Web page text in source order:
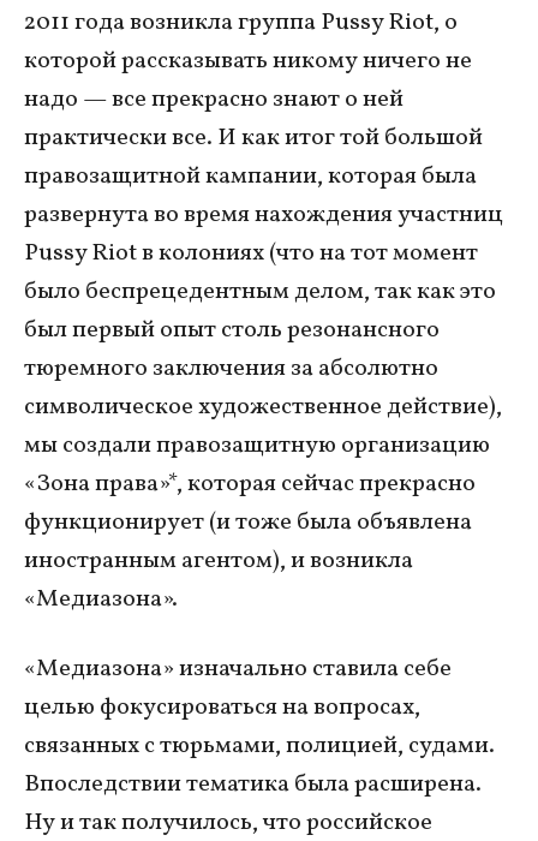
2011 года возникла группа Pussy Riot, о
которой рассказывать никому ничего не
надо — все прекрасно знают о ней
практически все. И как итог той большой
правозащитной кампании, которая была
развернута во время нахождения участниц
Pussy Riot в колониях (что на тот момент
было беспрецедентным делом, так как это
был первый опыт столь резонансного
тюремного заключения за абсолютно
символическое художественное действие),
мы создали правозащитную организацию
«Зона права»*, которая сейчас прекрасно
функционирует (и тоже была объявлена
иностранным агентом), и возникла
«Медиазона».
«Медиазона» изначально ставила себе
целью фокусироваться на вопросах,
связанных с тюрьмами, полицией, судами.
Впоследствии тематика была расширена.
Ну и так получилось, что российское